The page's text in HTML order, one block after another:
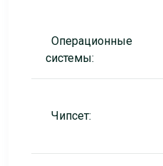
Операционные
системы:
Чипсет: